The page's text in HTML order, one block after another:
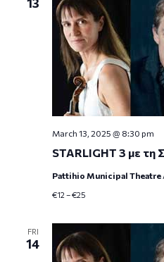
STARLIGHT 3 με τη
March 13, 2025 @ 8:30 pm
Pattihio Municipal Theatre
€12 – €25
FRI
14